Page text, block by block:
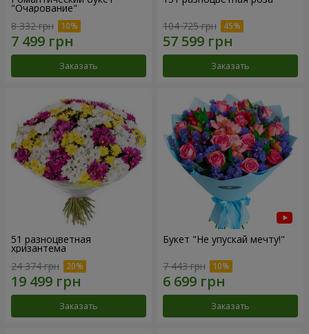
"Очарование"
8 332 грн
Заказать
104 725 грн
Заказать
51 разноцветная
хризантема
24 374 грн
Заказать
Букет "Не упускай мечту!"
7 443 грн
Заказать